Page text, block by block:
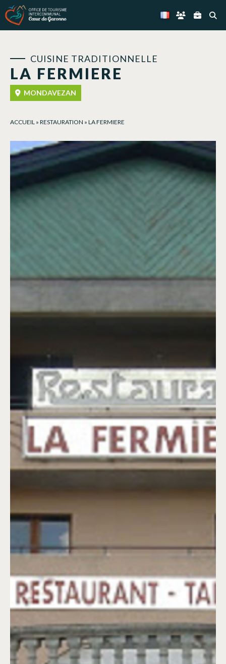
LA FERMIERE
CUISINE TRADITIONNELLE
MONDAVEZAN
ACCUEIL » RESTAURATION » LA FERMIERE
Panneau de gestion des cookies